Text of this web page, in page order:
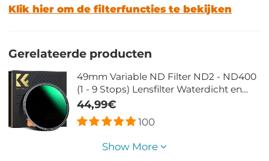
Klik hier om de filterfuncties te bekijken
Gerelateerde producten
49mm Variable ND Filter ND2 - ND400
(1 - 9 Stops) Lensfilter Waterdicht en
Krasbestendig Nano Xcel Serie
44,99€
100
Show More